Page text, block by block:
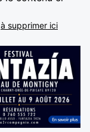
à supprimer ici